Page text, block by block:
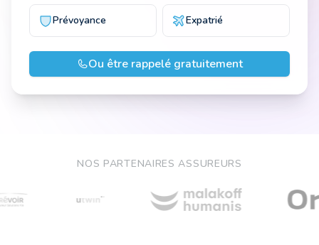
Prévoyance Expatrié
Ou être rappelé gratuitement
NOS PARTENAIRES ASSUREURS